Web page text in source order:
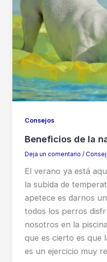
Consejos
Beneficios de la
Deja un comentario /
El verano ya está
la subida de
apetece es darnos
todos los perros
nosotros en la
que es cierto es que
es un ejercicio muy